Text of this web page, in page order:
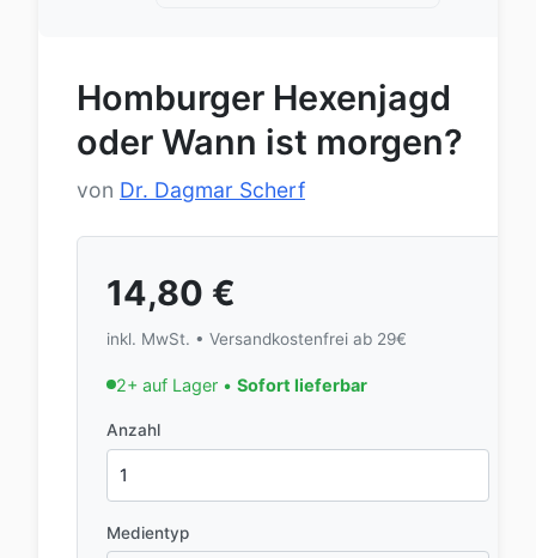
Homburger Hexenjagd
oder Wann ist morgen?
von Dr. Dagmar Scherf
14,80 €
inkl. MwSt. • Versandkostenfrei ab 29€
2+ auf Lager • Sofort lieferbar
Anzahl
Medientyp